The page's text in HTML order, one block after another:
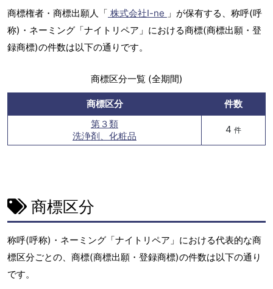
商標権者・商標出願人「 株式会社I-ne 」が保有する、称呼(呼
称)・ネーミング「ナイトリペア」における商標(商標出願・登
録商標)の件数は以下の通りです。
商標区分一覧 (全期間)
商標区分
件数
第３類
洗浄剤、化粧品
4 件
商標区分
称呼(呼称)・ネーミング「ナイトリペア」における代表的な商
標区分ごとの、商標(商標出願・登録商標)の件数は以下の通り
です。